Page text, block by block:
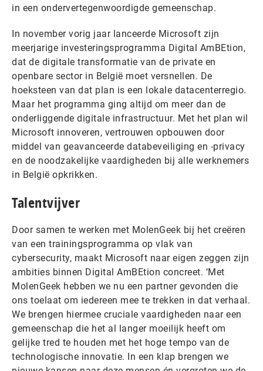
in een ondervertegenwoordigde gemeenschap.
In november vorig jaar lanceerde Microsoft zijn
meerjarige investeringsprogramma Digital AmBEtion,
dat de digitale transformatie van de private en
openbare sector in België moet versnellen. De
hoeksteen van dat plan is een lokale datacenterregio.
Maar het programma ging altijd om meer dan de
onderliggende digitale infrastructuur. Met het plan wil
Microsoft innoveren, vertrouwen opbouwen door
middel van geavanceerde databeveiliging en -privacy
en de noodzakelijke vaardigheden bij alle werknemers
in België opkrikken.
Talentvijver
Door samen te werken met MolenGeek bij het creëren
van een trainingsprogramma op vlak van
cybersecurity, maakt Microsoft naar eigen zeggen zijn
ambities binnen Digital AmBEtion concreet. ‘Met
MolenGeek hebben we nu een partner gevonden die
ons toelaat om iedereen mee te trekken in dat verhaal.
We brengen hiermee cruciale vaardigheden naar een
gemeenschap die het al langer moeilijk heeft om
gelijke tred te houden met het hoge tempo van de
technologische innovatie. In een klap brengen we